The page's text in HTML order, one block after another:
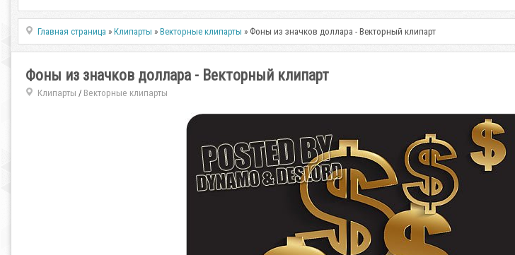
Главная страница »Клипарты »Векторные клипарты » Фоны из значков доллара - Векторный клипарт
Фоны из значков доллара - Векторный клипарт
Клипарты / Векторные клипарты